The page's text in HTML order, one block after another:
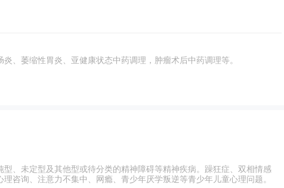
、萎缩性胃炎、亚健康状态中药调理，肿瘤术后中药调理等。
、未定型及其他型或待分类的精神障碍等精神疾病。躁狂症、双相情感
咨询、注意力不集中、网瘾、青少年厌学叛逆等青少年儿童心理问题。